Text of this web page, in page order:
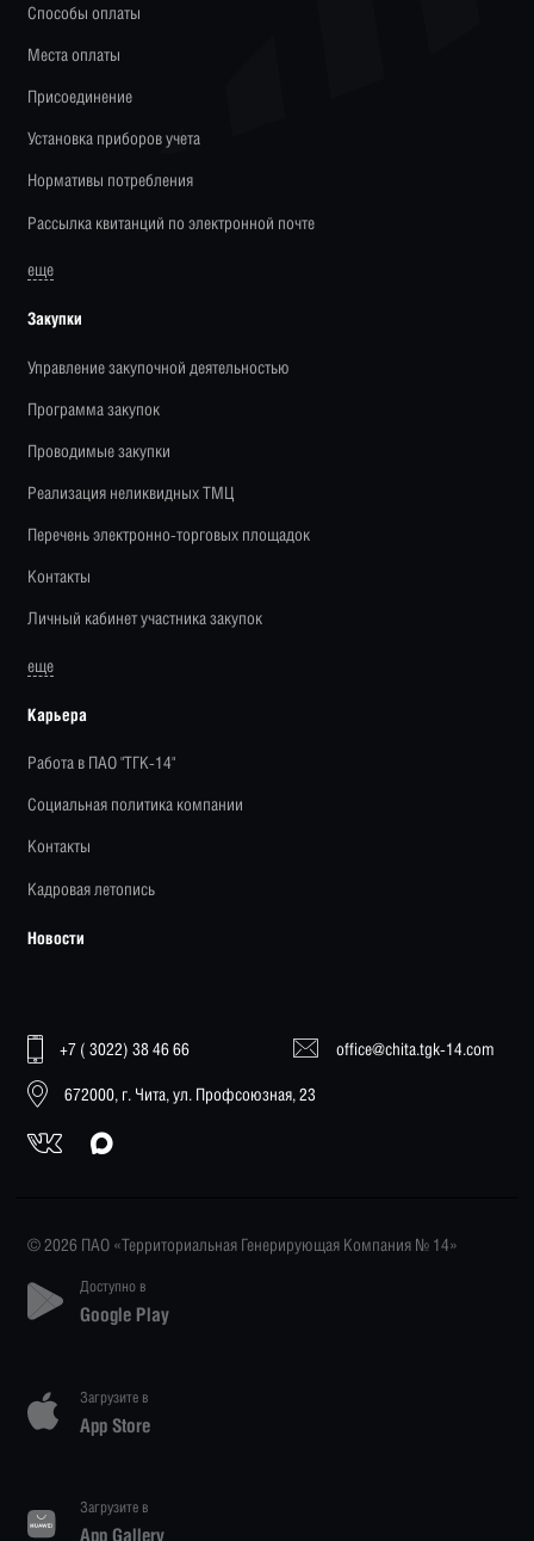
Способы оплаты
Места оплаты
Присоединение
Установка приборов учета
Нормативы потребления
Рассылка квитанций по электронной почте
еще
Закупки
Управление закупочной деятельностью
Программа закупок
Проводимые закупки
Реализация неликвидных ТМЦ
Перечень электронно-торговых площадок
Контакты
Личный кабинет участника закупок
еще
Карьера
Работа в ПАО "ТГК-14"
Социальная политика компании
Контакты
Кадровая летопись
Новости
+7 ( 3022) 38 46 66 office@chita.tgk-14.com
672000, г. Чита, ул. Профсоюзная, 23
© 2026 ПАО «Территориальная Генерирующая Компания № 14»
Доступно в
Google Play
Загрузите в
App Store
Загрузите в
App Gallery